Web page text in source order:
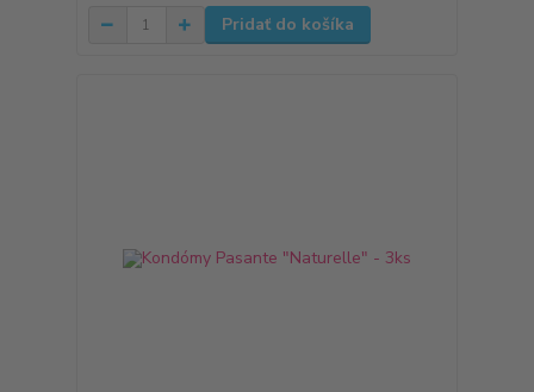
Pridať do košíka